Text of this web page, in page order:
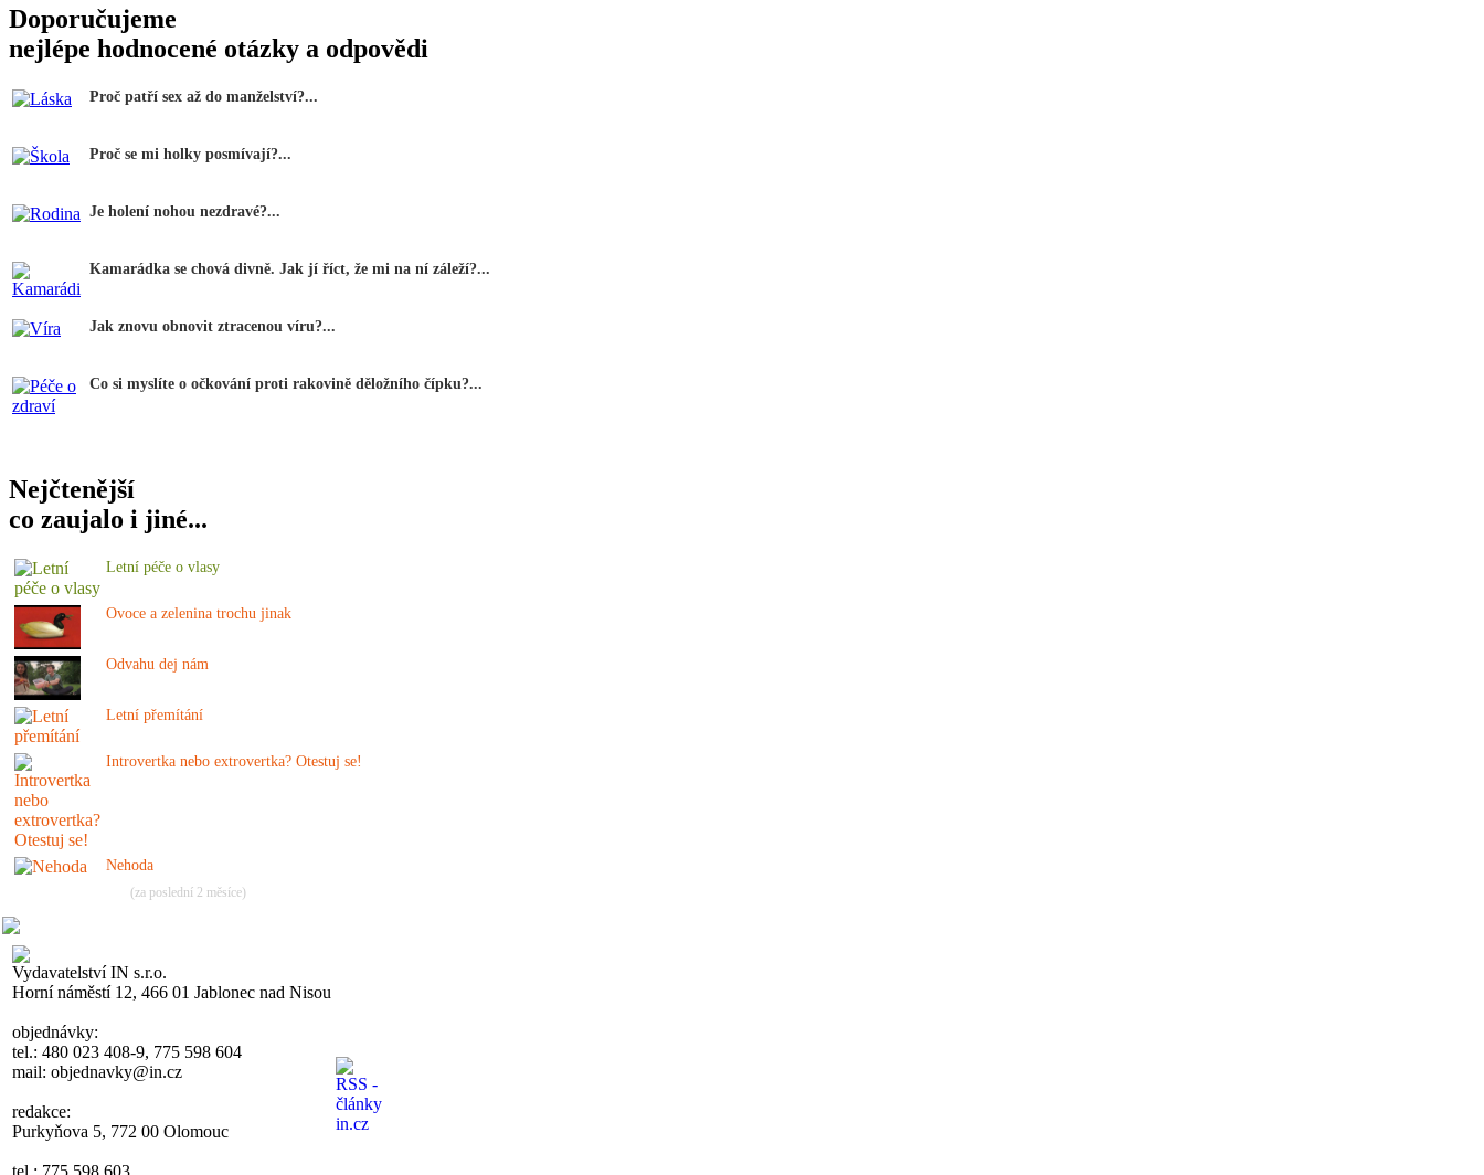
Doporučujeme
nejlépe hodnocené otázky a odpovědi
Proč patří sex až do manželství?...
Proč se mi holky posmívají?...
Je holení nohou nezdravé?...
Kamarádka se chová divně. Jak jí říct, že mi na ní záleží?...
Jak znovu obnovit ztracenou víru?...
Co si myslíte o očkování proti rakovině děložního čípku?...
Nejčtenější
co zaujalo i jiné...
Letní péče o vlasy
Ovoce a zelenina trochu jinak
Odvahu dej nám
Letní přemítání
Introvertka nebo extrovertka? Otestuj se!
Nehoda
(za poslední 2 měsíce)
Vydavatelství IN s.r.o.
Horní náměstí 12, 466 01 Jablonec nad Nisou
objednávky:
tel.: 480 023 408-9, 775 598 604
mail: objednavky@in.cz
redakce:
Purkyňova 5, 772 00 Olomouc
tel.: 775 598 603